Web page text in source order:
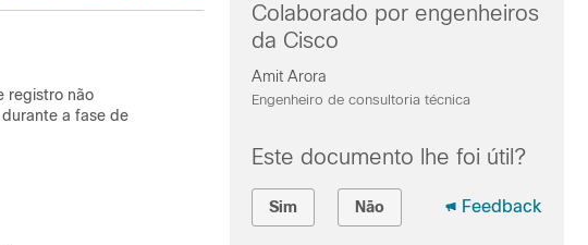
registro não
a fase de
Colaborado por engenheiros
da Cisco
Amit Arora
Engenheiro de consultoria técnica
Este documento lhe foi útil?
Sim Não Feedback